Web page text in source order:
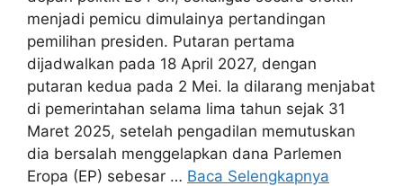
menjadi pemicu dimulainya pertandingan
pemilihan presiden. Putaran pertama
dijadwalkan pada 18 April 2027, dengan
putaran kedua pada 2 Mei. Ia dilarang menjabat
di pemerintahan selama lima tahun sejak 31
Maret 2025, setelah pengadilan memutuskan
dia bersalah menggelapkan dana Parlemen
Eropa (EP) sebesar … Baca Selengkapnya